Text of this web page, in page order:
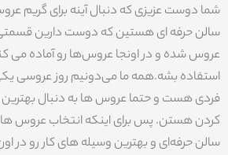
شما دوست عزیزی که دنبال آینه برای گریم
سالن حرفه ای هستین که دوست دارین
عروس شده و در اونجا عروس‌ها رو آماده می
استفاده بشه.همه ما می‌دونیم روز عروسی
فردی هست و حتما عروس ها به دنبال بهترین
کردن هستن. پس برای اینکه انتخاب عروس
سالن حرفه‌ای و بهترین وسیله های کار رو در